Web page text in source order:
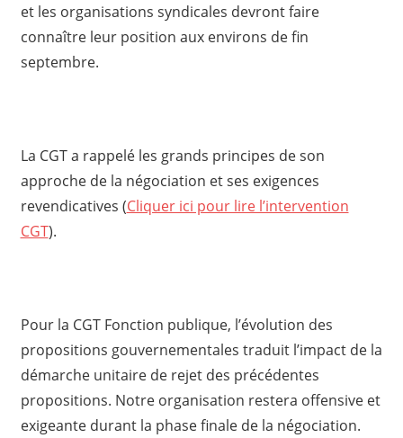
et les organisations syndicales devront faire
connaître leur position aux environs de fin
septembre.
La CGT a rappelé les grands principes de son
approche de la négociation et ses exigences
revendicatives (Cliquer ici pour lire l’intervention
CGT).
Pour la CGT Fonction publique, l’évolution des
propositions gouvernementales traduit l’impact de la
démarche unitaire de rejet des précédentes
propositions. Notre organisation restera offensive et
exigeante durant la phase finale de la négociation.